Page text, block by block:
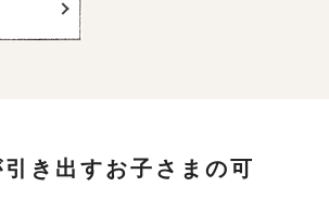
き出すお子さまの可